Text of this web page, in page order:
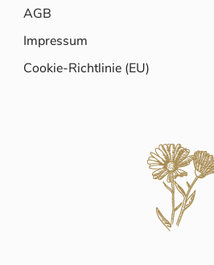
AGB
Impressum
Cookie-Richtlinie (EU)